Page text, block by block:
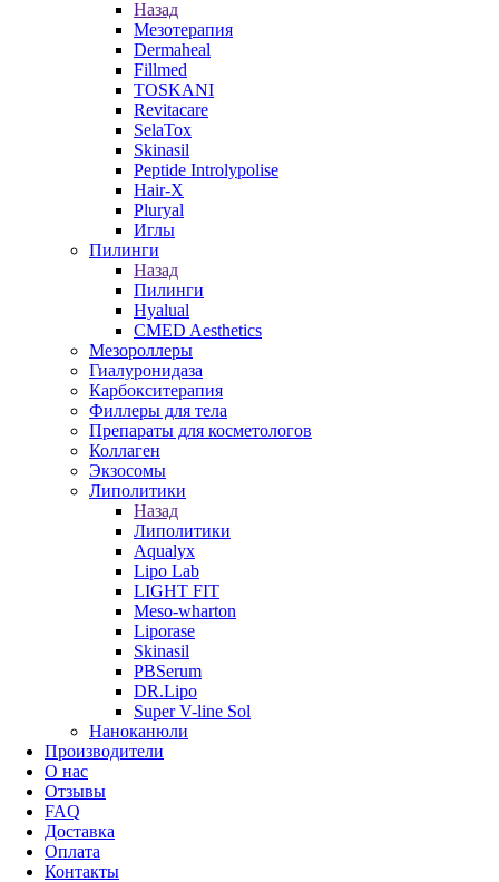
Назад
Мезотерапия
Dermaheal
Fillmed
TOSKANI
Revitacare
SelaTox
Skinasil
Peptide Introlypolise
Hair-X
Pluryal
Иглы
Пилинги
Назад
Пилинги
Hyalual
CMED Aesthetics
Мезороллеры
Гиалуронидаза
Карбокситерапия
Филлеры для тела
Препараты для косметологов
Коллаген
Экзосомы
Липолитики
Назад
Липолитики
Aqualyx
Lipo Lab
LIGHT FIT
Meso-wharton
Liporase
Skinasil
PBSerum
DR.Lipo
Super V-line Sol
Наноканюли
Производители
О нас
Отзывы
FAQ
Доставка
Оплата
Контакты